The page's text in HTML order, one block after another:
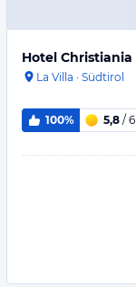
Hotel Christiania
La Villa · Südtirol
100% 5,8 / 6